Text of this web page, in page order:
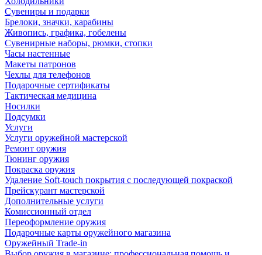
Сувениры и подарки
Брелоки, значки, карабины
Живопись, графика, гобелены
Сувенирные наборы, рюмки, стопки
Часы настенные
Макеты патронов
Чехлы для телефонов
Подарочные сертификаты
Тактическая медицина
Носилки
Подсумки
Услуги
Услуги оружейной мастерской
Ремонт оружия
Тюнинг оружия
Покраска оружия
Удаление Soft-touch покрытия с последующей покраской
Прейскурант мастерской
Дополнительные услуги
Комиссионный отдел
Переоформление оружия
Подарочные карты оружейного магазина
Оружейный Trade-in